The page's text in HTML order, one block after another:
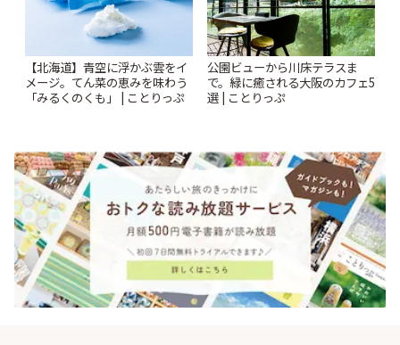
【北海道】青空に浮かぶ雲をイ
メージ。てん菜の恵みを味わう
「みるくのくも」 | ことりっぷ
公園ビューから川床テラスま
で。緑に癒される大阪のカフェ5
選 | ことりっぷ